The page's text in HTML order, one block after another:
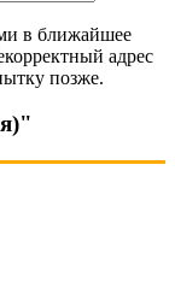
в ближайшее
адрес
позже.